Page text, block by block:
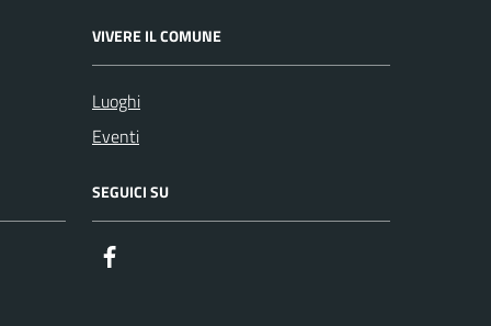
VIVERE IL COMUNE
Luoghi
Eventi
SEGUICI SU